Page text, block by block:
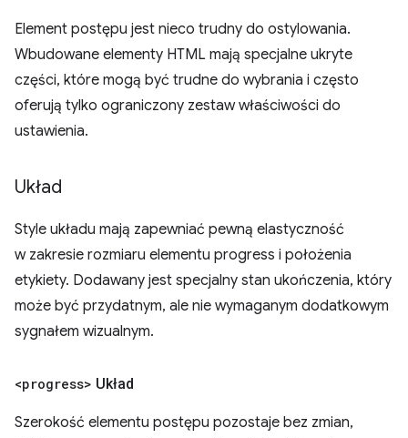
Element postępu jest nieco trudny do ostylowania.
Wbudowane elementy HTML mają specjalne ukryte
części, które mogą być trudne do wybrania i często
oferują tylko ograniczony zestaw właściwości do
ustawienia.
Układ
Style układu mają zapewniać pewną elastyczność
w zakresie rozmiaru elementu progress i położenia
etykiety. Dodawany jest specjalny stan ukończenia, który
może być przydatnym, ale nie wymaganym dodatkowym
sygnałem wizualnym.
<progress> Układ
Szerokość elementu postępu pozostaje bez zmian,